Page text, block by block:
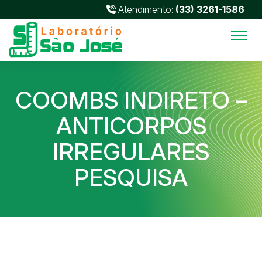
Atendimento: (33) 3261-1586
COOMBS INDIRETO –
ANTICORPOS
IRREGULARES
PESQUISA